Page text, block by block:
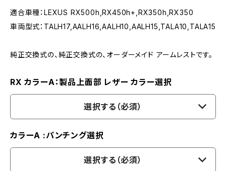
適合車種：LEXUS RX500h,RX450h+,RX350h,RX350
車両型式：TALH17,AALH16,AALH10,AALH15,TALA10,TALA15
純正交換式の、純正交換式の、オーダーメイド アームレストです。
RX カラーA：製品上面部 レザー カラー選択
選択する（必須）
カラーA :パンチング選択
選択する（必須）